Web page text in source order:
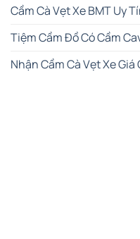
Cầm Cà Vẹt Xe BMT Uy
Tiệm Cầm Đồ Có Cầm
Nhận Cầm Cà Vẹt Xe